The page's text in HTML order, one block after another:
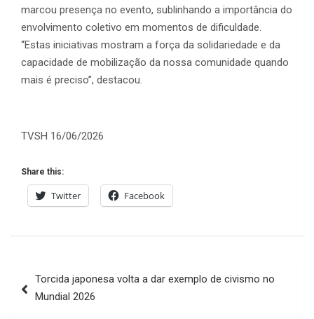
marcou presença no evento, sublinhando a importância do
envolvimento coletivo em momentos de dificuldade.
“Estas iniciativas mostram a força da solidariedade e da
capacidade de mobilização da nossa comunidade quando
mais é preciso”, destacou.
TVSH 16/06/2026
Share this:
Twitter Facebook
de
Torcida japonesa volta a dar exemplo de civismo no
Mundial 2026